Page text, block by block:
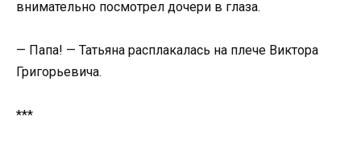
внимательно посмотрел дочери в глаза.
— Папа! — Татьяна расплакалась на плече Виктора
Григорьевича.
***